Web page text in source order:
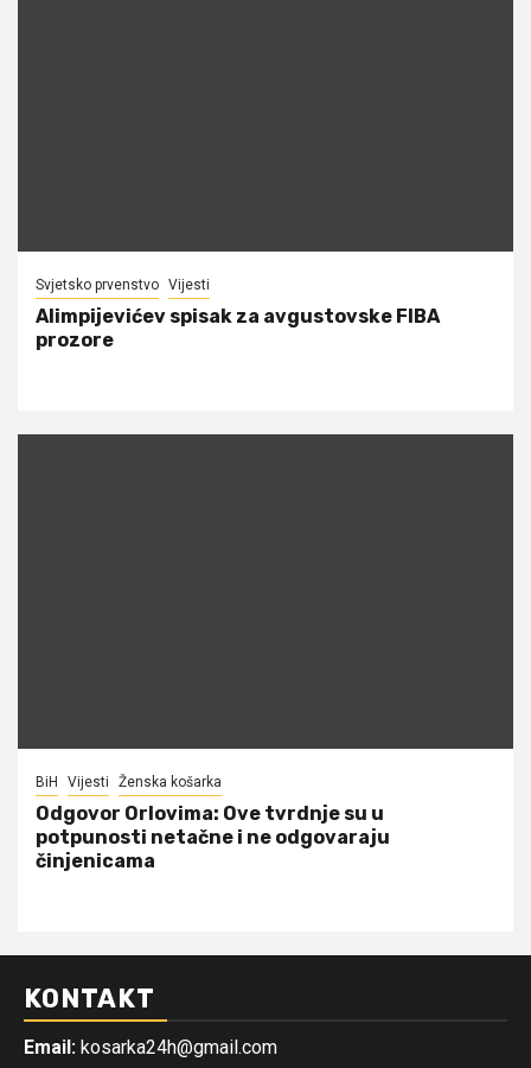
Svjetsko prvenstvo Vijesti
Alimpijevićev spisak za avgustovske FIBA
prozore
BiH Vijesti Ženska košarka
Odgovor Orlovima: ​Ove tvrdnje su u
potpunosti netačne i ne odgovaraju
činjenicama
KONTAKT
Email: kosarka24h@gmail.com